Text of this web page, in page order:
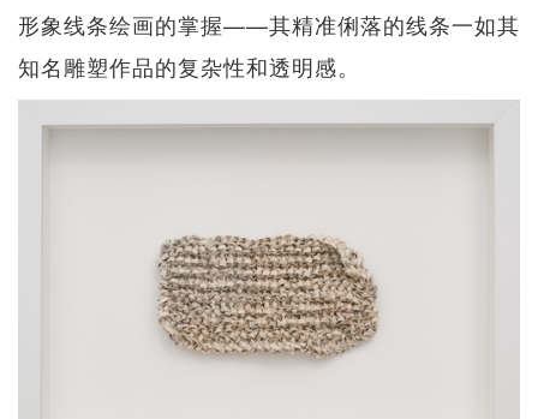
形象线条绘画的掌握——其精准俐落的线条一如其
知名雕塑作品的复杂性和透明感。